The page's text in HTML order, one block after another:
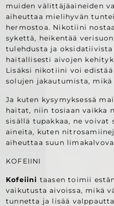
muiden välittäjäaineiden
aiheuttaa mielihyvän
hermostoa. Nikotiini
sykettä, heikentää
tulehdusta ja
haitallisesti aivojen
Lisäksi nikotiini voi edistää
solujen jakautumista, mikä
Ja kuten kysymyksessä
haitat, niin tosiaan vaikka
sisällä tupakkaa, ne
aineita, kuten
aiheuttaa suun
KOFEIINI
Kofeiini taasen toimii
vaikutusta aivoissa, mikä
tunnetta ja lisää